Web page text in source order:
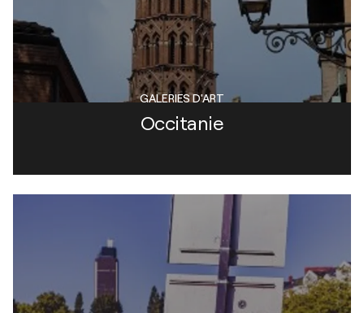
Occitanie
GALERIES D'ART